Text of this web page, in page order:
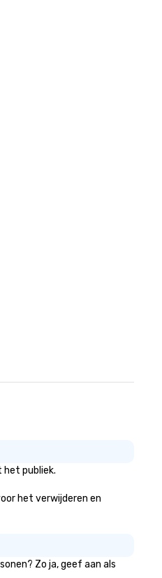
het publiek.
het verwijderen en
Zo ja, geef aan als